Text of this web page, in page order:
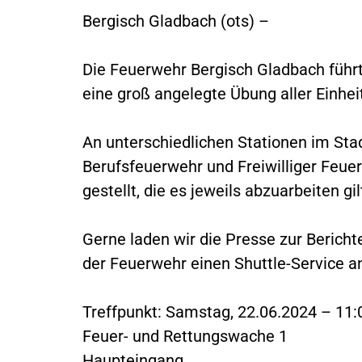
Bergisch Gladbach (ots) –
Die Feuerwehr Bergisch Gladbach
eine groß angelegte Übung aller
An unterschiedlichen Stationen im
Berufsfeuerwehr und Freiwilliger
gestellt, die es jeweils abzuarbeiten
Gerne laden wir die Presse zur
der Feuerwehr einen Shuttle-Service
Treffpunkt: Samstag, 22.06.2024 –
Feuer- und Rettungswache 1